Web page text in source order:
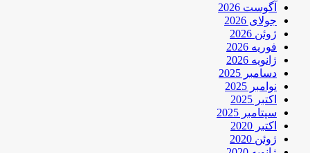
آگوست 2026
جولای 2026
ژوئن 2026
فوریه 2026
ژانویه 2026
دسامبر 2025
نوامبر 2025
اکتبر 2025
سپتامبر 2025
اکتبر 2020
ژوئن 2020